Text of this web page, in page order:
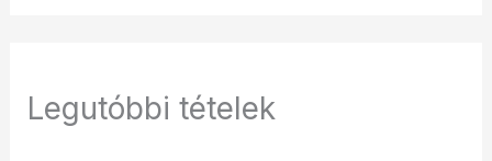
Legutóbbi tételek